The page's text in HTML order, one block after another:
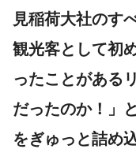
見稲荷大社のす
観光客として初
ったことがある
だったのか！」
をぎゅっと詰め